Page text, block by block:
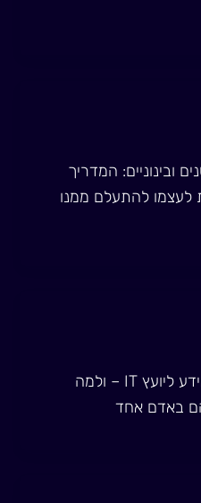
ובינוניים: המדריך
לעצמו להתעלם ממנו
ההבדל בין יועץ אבטחת מידע ליועץ IT – ולמה
באדם אחד